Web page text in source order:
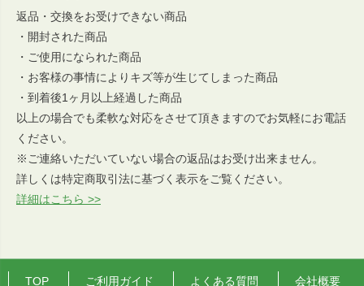
返品・交換をお受けできない商品
・開封された商品
・ご使用になられた商品
・お客様の事情によりキズ等が生じてしまった商品
・到着後1ヶ月以上経過した商品
以上の場合でも柔軟な対応をさせて頂きますのでお気軽にお電話
ください。
※ご連絡いただいていない場合の返品はお受け出来ません。
詳しくは特定商取引法に基づく表示をご覧ください。
詳細はこちら >>
TOP ご利用ガイド よくある質問 会社概要